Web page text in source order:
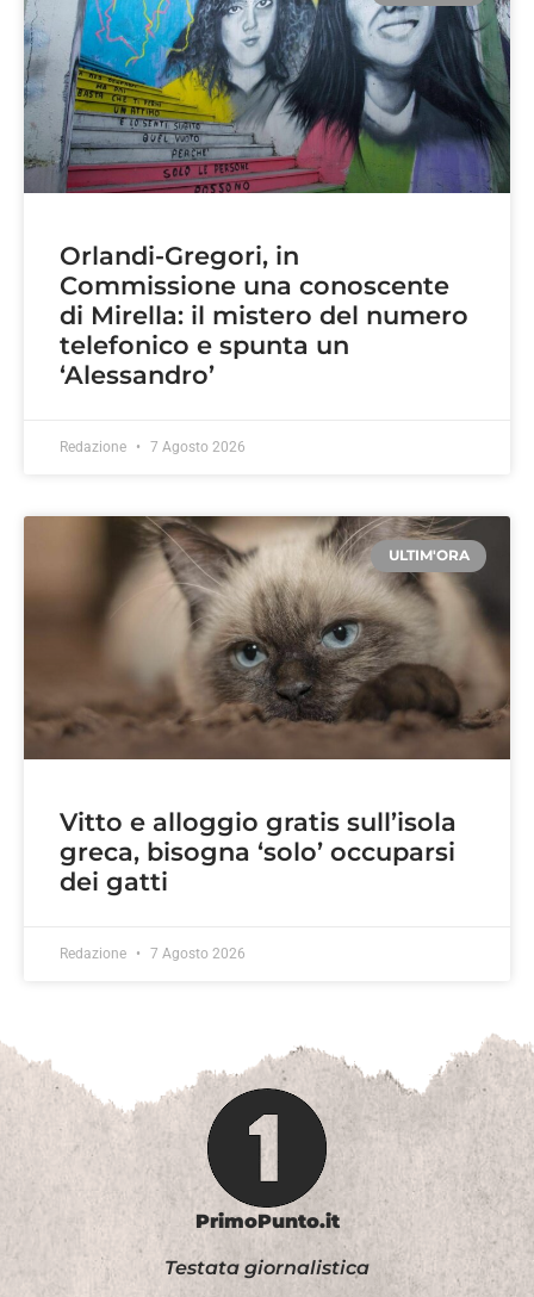
Orlandi-Gregori, in
Commissione una conoscente
di Mirella: il mistero del numero
telefonico e spunta un
‘Alessandro’
Redazione 7 Agosto 2026
ULTIM'ORA
Vitto e alloggio gratis sull’isola
greca, bisogna ‘solo’ occuparsi
dei gatti
Redazione 7 Agosto 2026
PrimoPunto.it
Testata giornalistica